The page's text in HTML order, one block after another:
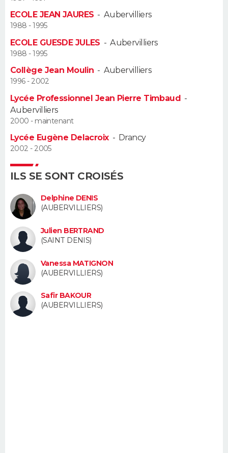
Alimentation
Guide de la santé
Maladies
Médicaments
Sommeil
VOYAGE
Destinations
City break
Voyage nature
Voyage de noces
Forum
Climat
+
PHOTO
GUIDES D'ACHAT
BONS PLANS
CARTE DE VOEUX
Carte de Noël
Carte Bonne année
Carte Saint-Valentin
Carte Pâques
Carte d'anniversaire
DICTIONNAIRE
Dictionnaire
Biographies
Citations
Expressions
Proverbes
PROGRAMME TV
S'inscrire
Se connecter
Lycées
Collèges
Primaires
Universités
Entreprises
Service militaire
Avis de recherche
AVIS DE DÉCÈS
FORUM
ECOLE JEAN JAURES - Aubervilliers
1988 - 1995
ECOLE GUESDE JULES -Aubervilliers
1988 - 1995
Collège Jean Moulin - Aubervilliers
1996 - 2002
Lycée Professionnel Jean Pierre Timbaud -
Aubervilliers
2000 - maintenant
Lycée Eugène Delacroix- Drancy
2002 - 2005
ILS SE SONT CROISÉS
Delphine DENIS
(AUBERVILLIERS)
Julien BERTRAND
(SAINT DENIS)
Vanessa MATIGNON
(AUBERVILLIERS)
Safir BAKOUR
(AUBERVILLIERS)